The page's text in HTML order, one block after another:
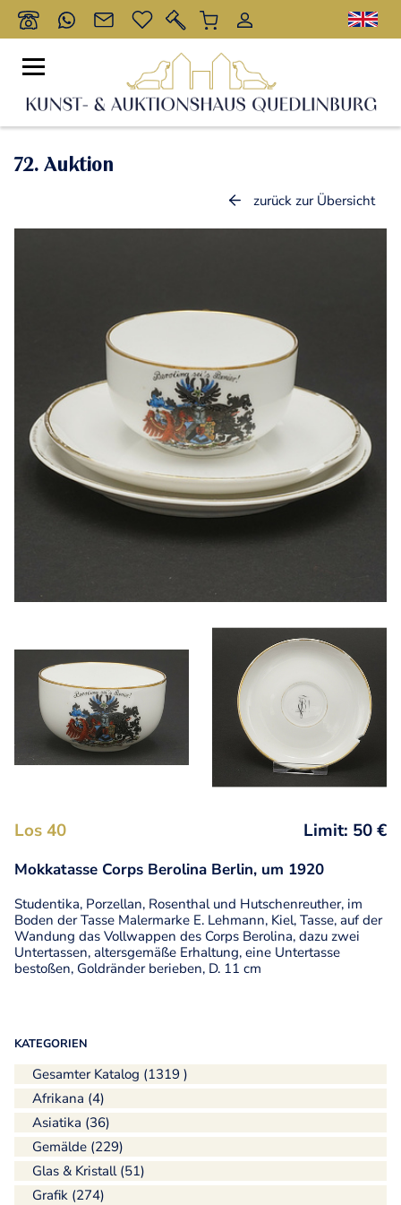
72. Auktion
KATEGORIEN
Gesamter Katalog (1319 )
Afrikana (4)
Asiatika (36)
Gemälde (229)
Glas & Kristall (51)
Grafik (274)
zurück zur Übersicht
Los 40 Limit: 50 €
Mokkatasse Corps Berolina Berlin, um 1920
Studentika, Porzellan, Rosenthal und Hutschenreuther, im
Boden der Tasse Malermarke E. Lehmann, Kiel, Tasse, auf der
Wandung das Vollwappen des Corps Berolina, dazu zwei
Untertassen, altersgemäße Erhaltung, eine Untertasse
bestoßen, Goldränder berieben, D. 11 cm